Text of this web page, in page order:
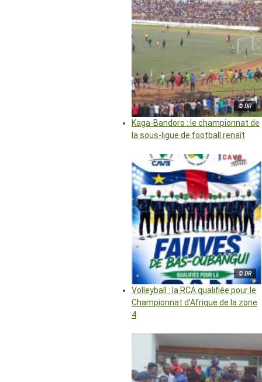
© DR
Kaga-Bandoro : le championnat de
la sous-ligue de football renaît
© DR
Volleyball : la RCA qualifiée pour le
Championnat d’Afrique de la zone
4